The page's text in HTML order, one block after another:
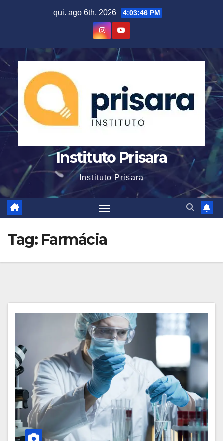
qui. ago 6th, 2026 4:03:47 PM
Instituto Prisara
Instituto Prisara
Tag: Farmácia